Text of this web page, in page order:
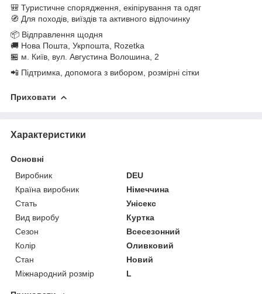
🎒 Туристичне спорядження, екіпірування та одяг
🧭 Для походів, виїздів та активного відпочинку
📦 Відправлення щодня
🚚 Нова Пошта, Укрпошта, Rozetka
🏪 м. Київ, вул. Августина Волошина, 2
📲 Підтримка, допомога з вибором, розмірні сітки
Приховати
Характеристики
Основні
Виробник
DEU
Країна виробник
Німеччина
Стать
Унісекс
Вид виробу
Куртка
Сезон
Всесезонний
Колір
Оливковий
Стан
Новий
Міжнародний розмір
L